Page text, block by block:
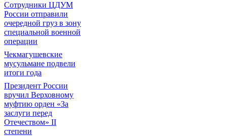
Сотрудники ЦДУМ
России отправили
очередной груз в зону
специальной военной
операции
Чекмагушевские
мусульмане подвели
итоги года
Президент России
вручил Верховному
муфтию орден «За
заслуги перед
Отечеством» II
степени